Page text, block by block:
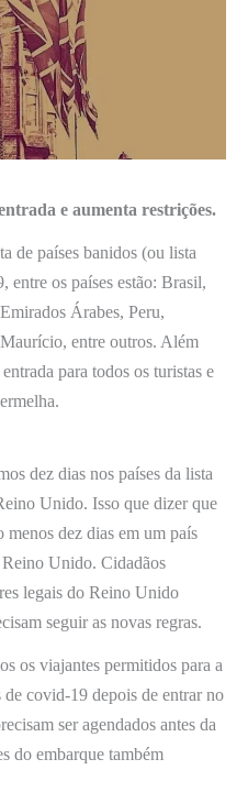
e aumenta restrições.
de países banidos (ou lista
entre os países estão: Brasil,
Árabes, Peru,
entre outros. Além
para todos os turistas e
dez dias nos países da lista
Unido. Isso que dizer que
menos dez dias em um país
Unido. Cidadãos
legais do Reino Unido
seguir as novas regras.
os viajantes permitidos para a
de covid-19 depois de entrar no
ser agendados antes da
do embarque também